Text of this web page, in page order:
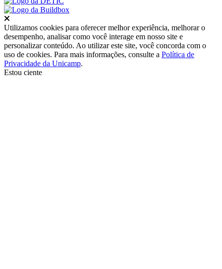
Utilizamos cookies para oferecer melhor experiência, melhorar o
desempenho, analisar como você interage em nosso site e
personalizar conteúdo. Ao utilizar este site, você concorda com o
uso de cookies. Para mais informações, consulte a Política de
Privacidade da Unicamp.
Estou ciente